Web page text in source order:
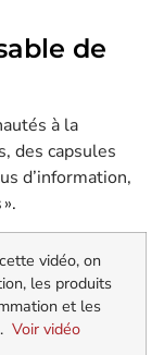
de
à la
, des capsules
d’information,
».
vidéo, on
les produits
et les
Voir vidéo